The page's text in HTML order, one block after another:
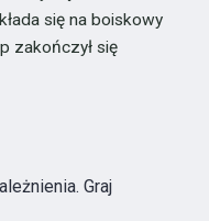
się na boiskowy
zakończył się
Graj